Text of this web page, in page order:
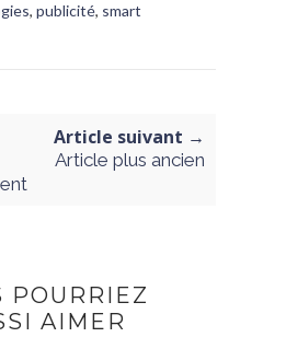
, publicité, smart
Article suivant →
Article plus ancien
POURRIEZ
AIMER